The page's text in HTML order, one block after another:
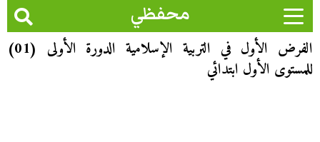
محفظي
الفرض الأول في التربية الإسلامية الدورة الأولى (01)
للمستوى الأول ابتدائي